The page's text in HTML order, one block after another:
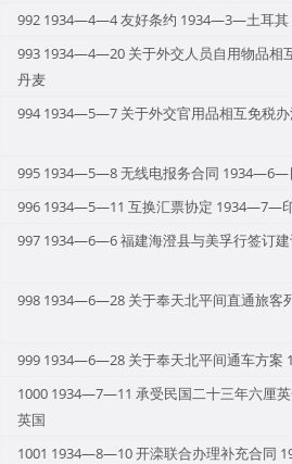
992 1934—4—4 友好条约 1934—3—土耳其
993 1934—4—20 关于外交人员自用物品
丹麦
994 1934—5—7 关于外交官用品相互免税
995 1934—5—8 无线电报务合同 1934—6—
996 1934—5—11 互换汇票协定 1934—7—
997 1934—6—6 福建海澄县与美孚行签订
998 1934—6—28 关于奉天北平间直通旅
999 1934—6—28 关于奉天北平间通车方
1000 1934—7—11 承受民国二十三年六厘
英国
1001 1934—8—10 开滦联合办理补充合同